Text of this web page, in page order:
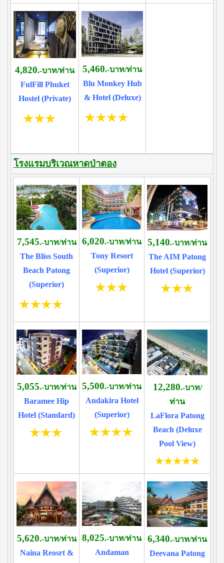
4,820.-บาท/ท่าน
FulFill Phuket
Hostel (Private)
5,460.-บาท/ท่าน
Blu Monkey Hub
& Hotel (Deluxe)
โรงแรมบริเวณหาดป่าตอง
7,545.-บาท/ท่าน
The Bliss South
Beach Patong
(Superior)
6,020.-บาท/ท่าน
Tony Resort
(Superior)
5,140.-บาท/ท่าน
The AIM Patong
Hotel (Superior)
5,055.-บาท/ท่าน
Baramee Hip
Hotel (Standard)
5,500.-บาท/ท่าน
Andakira Hotel
(Superior)
12,280.-บาท/
ท่าน
LaFlora Patong
Beach (Deluxe
Pool View)
5,620.-บาท/ท่าน
Naina Reosrt &
8,025.-บาท/ท่าน
Andaman
6,340.-บาท/ท่าน
Deevana Patong